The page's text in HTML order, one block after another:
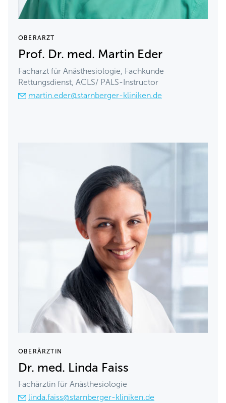
OBERARZT
Prof. Dr. med. Martin Eder
Facharzt für Anästhesiologie, Fachkunde
Rettungsdienst, ACLS/ PALS-Instructor
martin.eder@starnberger-kliniken.de
OBERÄRZTIN
Dr. med. Linda Faiss
Fachärztin für Anästhesiologie
linda.faiss@starnberger-kliniken.de